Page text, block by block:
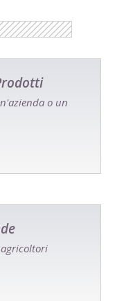
o un